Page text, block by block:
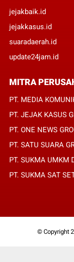
jejakbaik.id
jejakkasus.id
suaradaerah.id
update24jam.id
MITRA
PT. MEDIA
PT. JEJAK KASUS
PT. ONE NEWS
PT. SATU SUARA
PT. SUKMA UMKM
PT. SUKMA SAT
© Copyright